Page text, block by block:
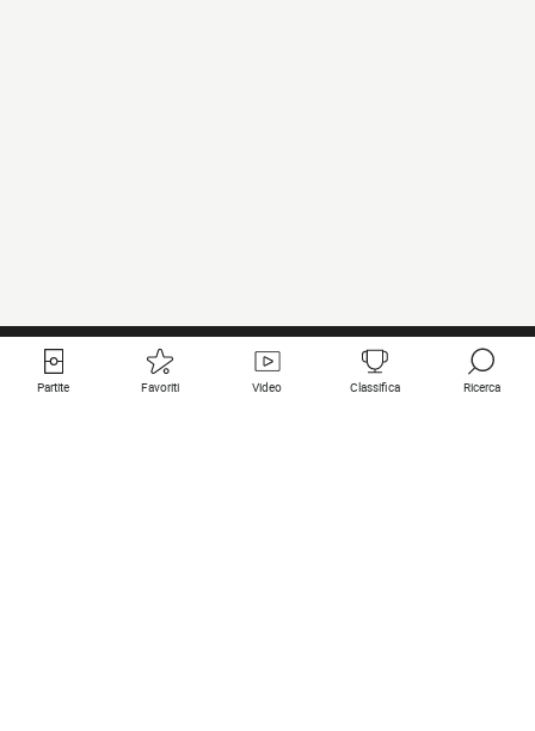
Partite Favoriti Video Classifica Ricerca